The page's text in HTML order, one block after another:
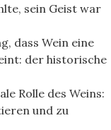
sein Geist war
dass Wein eine
der historische
Rolle des Weins:
und zu